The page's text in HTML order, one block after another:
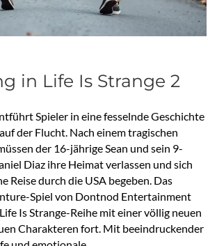
in Life Is Strange 2
Spieler in eine fesselnde Geschichte
der Flucht. Nach einem tragischen
der 16-jährige Sean und sein 9-
Diaz ihre Heimat verlassen und sich
Reise durch die USA begeben. Das
Spiel von Dontnod Entertainment
Is Strange-Reihe mit einer völlig neuen
Charakteren fort. Mit beeindruckender